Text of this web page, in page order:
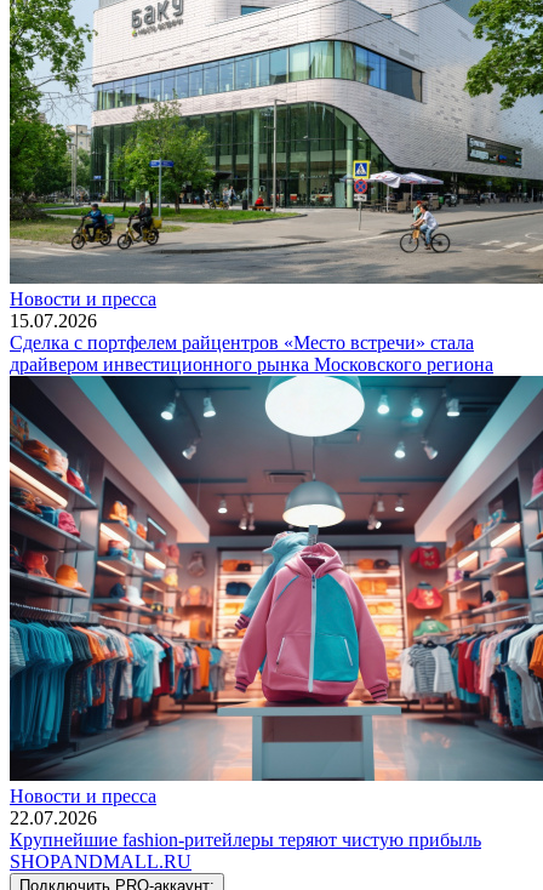
Новости и пресса
15.07.2026
Сделка с портфелем райцентров «Место встречи» стала
драйвером инвестиционного рынка Московского региона
Новости и пресса
22.07.2026
Крупнейшие fashion-ритейлеры теряют чистую прибыль
SHOPANDMALL.RU
Подключить PRO-аккаунт: